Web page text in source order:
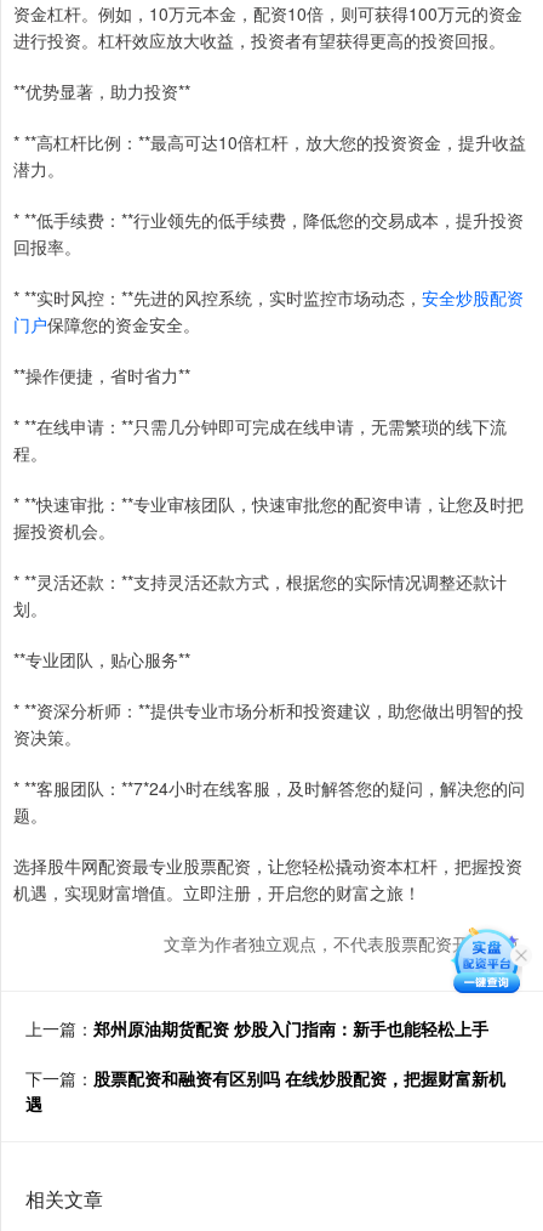
资金杠杆。例如，10万元本金，配资10倍，则可获得100万元的资金
进行投资。杠杆效应放大收益，投资者有望获得更高的投资回报。
**优势显著，助力投资**
* **高杠杆比例：**最高可达10倍杠杆，放大您的投资资金，提升收益
潜力。
* **低手续费：**行业领先的低手续费，降低您的交易成本，提升投资
回报率。
* **实时风控：**先进的风控系统，实时监控市场动态， 安全炒股配资
门户保障您的资金安全。
**操作便捷，省时省力**
* **在线申请：**只需几分钟即可完成在线申请，无需繁琐的线下流
程。
* **快速审批：**专业审核团队，快速审批您的配资申请，让您及时把
握投资机会。
* **灵活还款：**支持灵活还款方式，根据您的实际情况调整还款计
划。
**专业团队，贴心服务**
* **资深分析师：**提供专业市场分析和投资建议，助您做出明智的投
资决策。
* **客服团队：**7*24小时在线客服，及时解答您的疑问，解决您的问
题。
选择股牛网配资最专业股票配资，让您轻松撬动资本杠杆，把握投资
机遇，实现财富增值。立即注册，开启您的财富之旅！
文章为作者独立观点，不代表股票配资开户观点
上一篇： 郑州原油期货配资 炒股入门指南：新手也能轻松上手
下一篇： 股票配资和融资有区别吗 在线炒股配资，把握财富新机
遇
相关文章